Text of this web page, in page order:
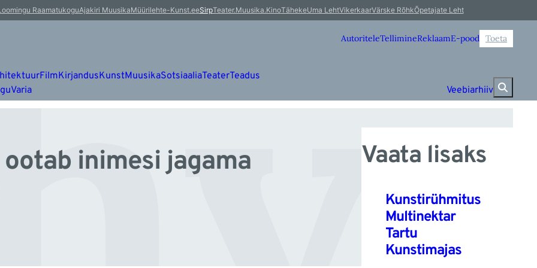
RaamatukoguAjakiri MuusikaMüürilehte-Kunst.eeSirpTeater.Muusika.KinoTähekeUma LehtVikerkaarVärske RõhkÕpetajate Leht
AutoriteleTellimineReklaamE-pood Toeta
FilmKirjandusKunstMuusikaSotsiaaliaTeaterTeadus
Varia Veebiarhiiv
inimesi jagama
Vaata lisaks
Kunstirühmitus
Multinektar
Tartu
Kunstimajas